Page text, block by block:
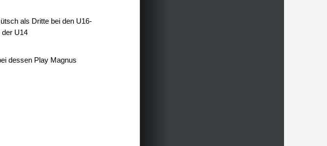
als Dritte bei den U16-
der U14
dessen Play Magnus